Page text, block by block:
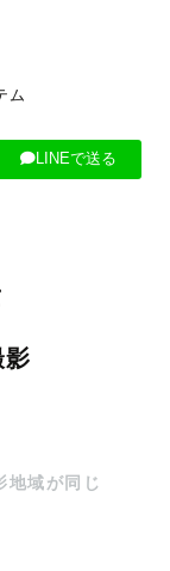
ム
LINEで送る
地域が同じ